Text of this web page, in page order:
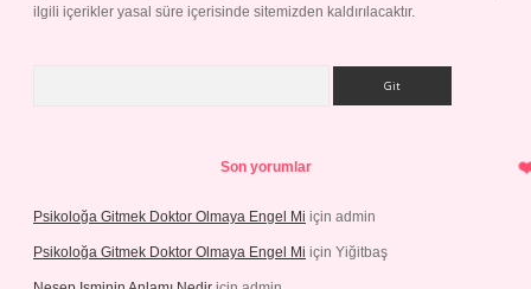
ilgili içerikler yasal süre içerisinde sitemizden kaldırılacaktır.
Son yorumlar
Psikoloğa Gitmek Doktor Olmaya Engel Mi için admin
Psikoloğa Gitmek Doktor Olmaya Engel Mi için Yiğitbaş